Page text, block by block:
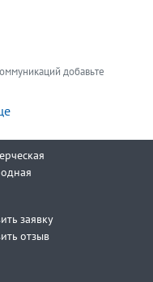
добавьте
заявку
отзыв